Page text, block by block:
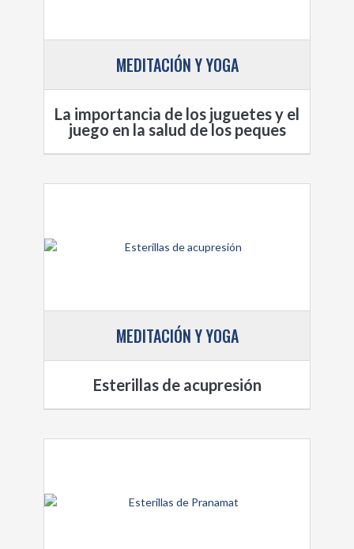
MEDITACIÓN Y YOGA
La importancia de los juguetes y el
juego en la salud de los peques
MEDITACIÓN Y YOGA
Esterillas de acupresión